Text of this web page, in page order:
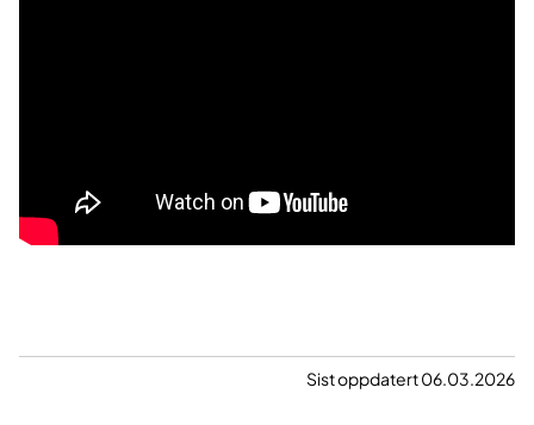
Sist oppdatert 06.03.2026